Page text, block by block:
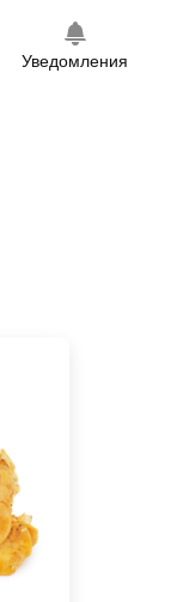
Уведомления